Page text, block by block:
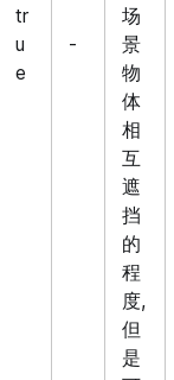
tr
u
e
-
场
景
物
体
相
互
遮
挡
的
程
度,
但
是